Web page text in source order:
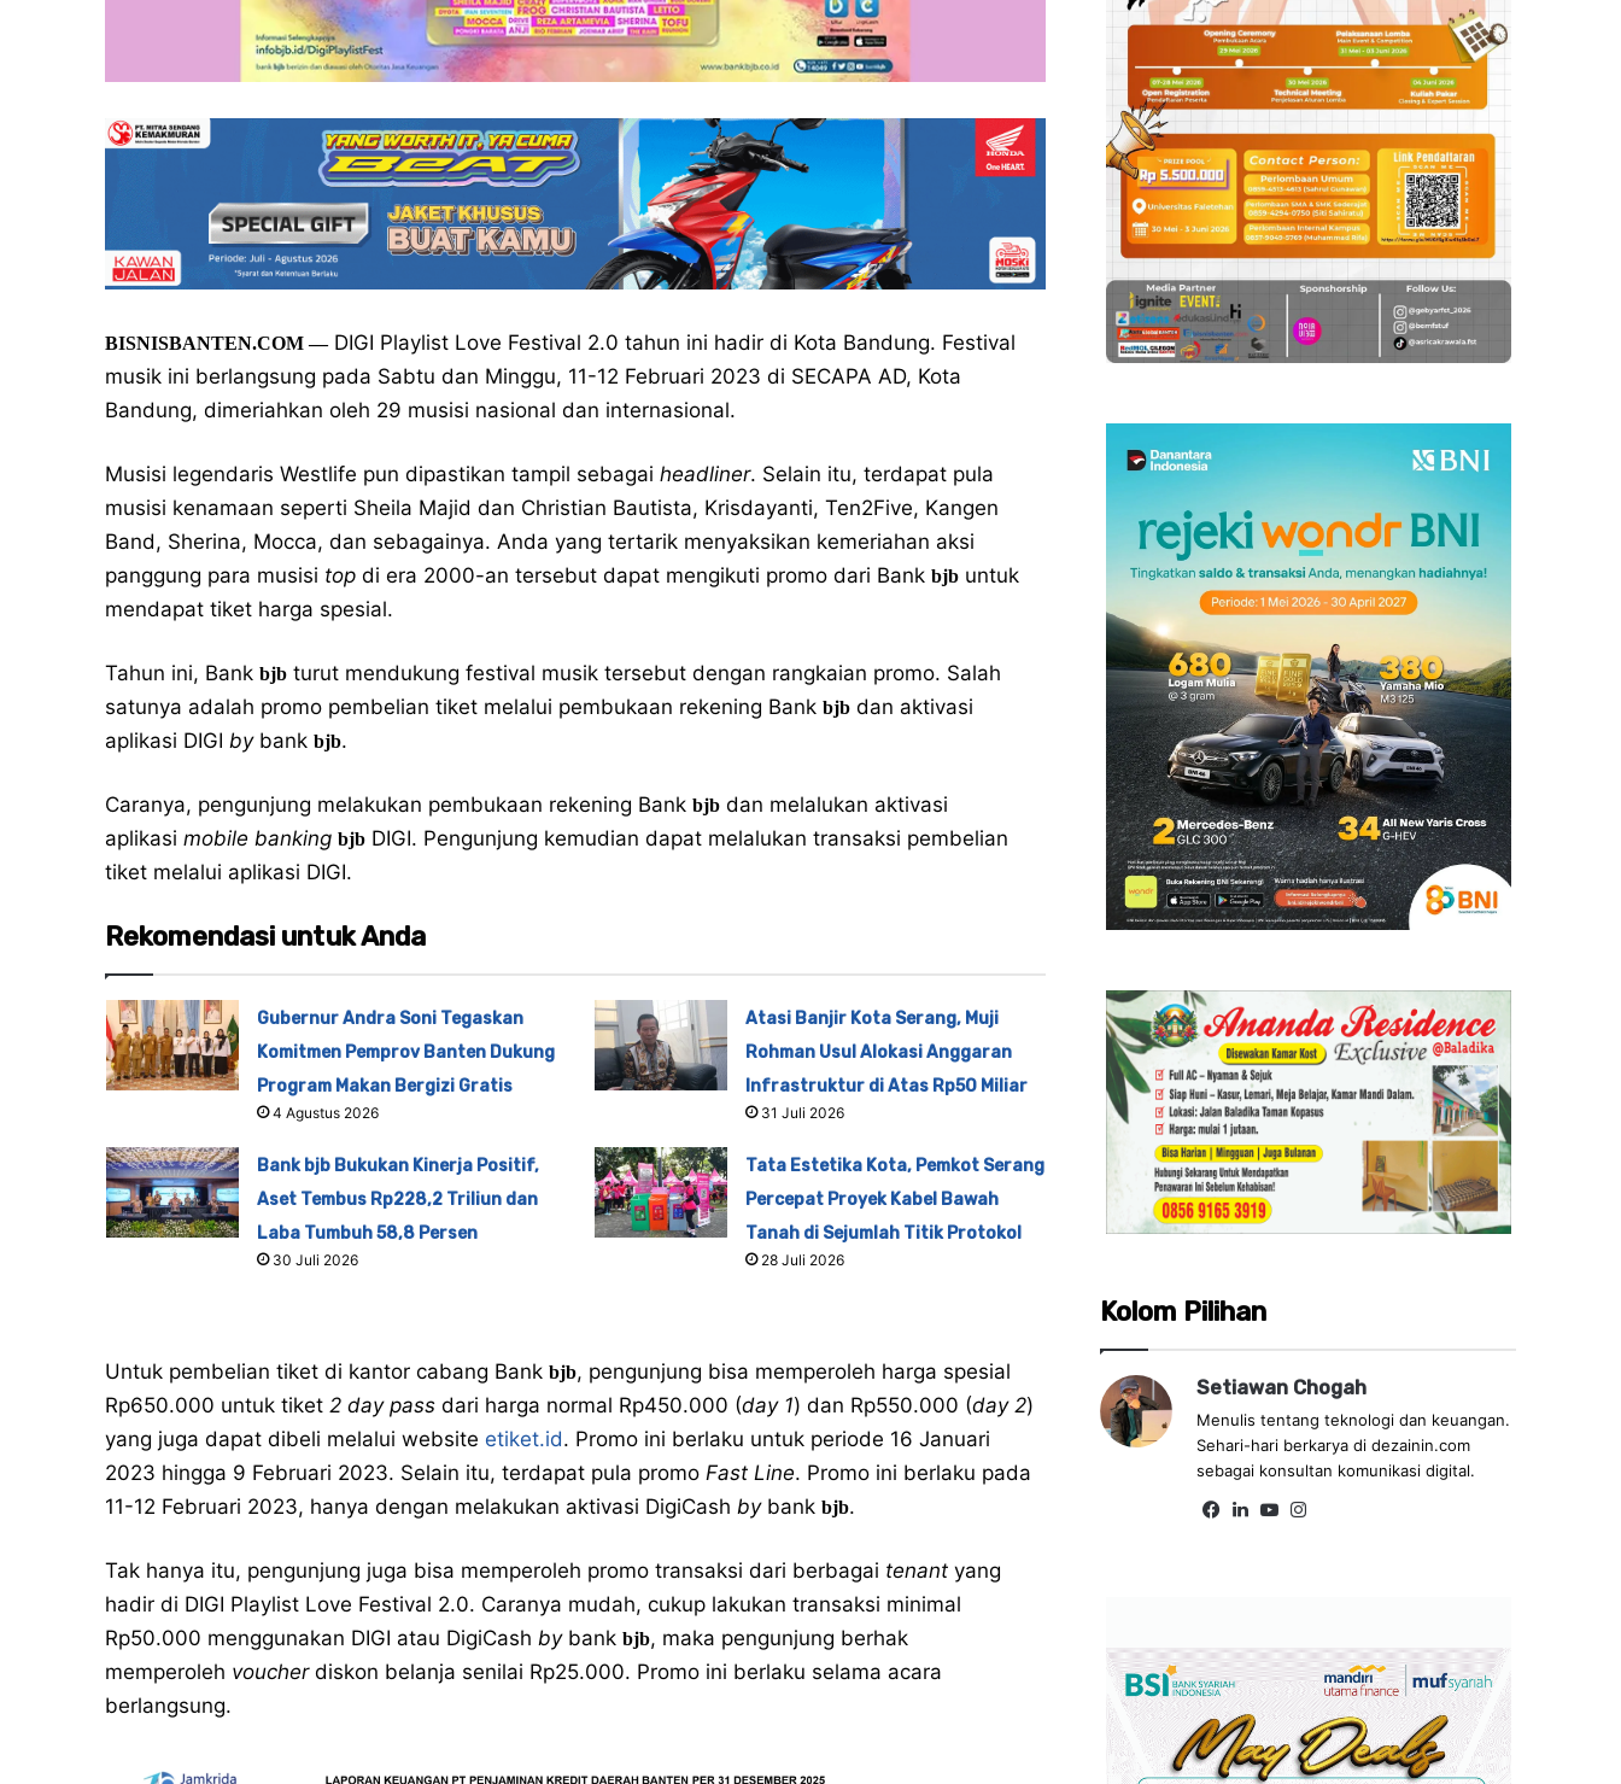
BISNISBANTEN.COM —DIGI Playlist Love Festival 2.0 tahun ini hadir di Kota Bandung. Festival
musik ini berlangsung pada Sabtu dan Minggu, 11-12 Februari 2023 di SECAPA AD, Kota
Bandung, dimeriahkan oleh 29 musisi nasional dan internasional.
Musisi legendaris Westlife pun dipastikan tampil sebagai headliner. Selain itu, terdapat pula
musisi kenamaan seperti Sheila Majid dan Christian Bautista, Krisdayanti, Ten2Five, Kangen
Band, Sherina, Mocca, dan sebagainya. Anda yang tertarik menyaksikan kemeriahan aksi
panggung para musisi top di era 2000-an tersebut dapat mengikuti promo dari Bank bjb untuk
mendapat tiket harga spesial.
Tahun ini, Bank bjb turut mendukung festival musik tersebut dengan rangkaian promo. Salah
satunya adalah promo pembelian tiket melalui pembukaan rekening Bank bjb dan aktivasi
aplikasi DIGI bybank bjb.
Caranya, pengunjung melakukan pembukaan rekening Bank bjb dan melalukan aktivasi
aplikasi mobile banking bjb DIGI. Pengunjung kemudian dapat melalukan transaksi pembelian
tiket melalui aplikasi DIGI.
Rekomendasi untuk Anda
Gubernur Andra Soni Tegaskan
Komitmen Pemprov Banten Dukung
Program Makan Bergizi Gratis
4 Agustus 2026
Atasi Banjir Kota Serang, Muji
Rohman Usul Alokasi Anggaran
Infrastruktur di Atas Rp50 Miliar
31 Juli 2026
Bank bjb Bukukan Kinerja Positif,
Aset Tembus Rp228,2 Triliun dan
Laba Tumbuh 58,8 Persen
30 Juli 2026
Tata Estetika Kota, Pemkot Serang
Percepat Proyek Kabel Bawah
Tanah di Sejumlah Titik Protokol
28 Juli 2026
Untuk pembelian tiket di kantor cabang Bank bjb, pengunjung bisa memperoleh harga spesial
Rp650.000 untuk tiket 2 day pass dari harga normal Rp450.000 (day 1) dan Rp550.000 (day 2)
yang juga dapat dibeli melalui website etiket.id. Promo ini berlaku untuk periode 16 Januari
2023 hingga 9 Februari 2023. Selain itu, terdapat pula promo Fast Line. Promo ini berlaku pada
11-12 Februari 2023, hanya dengan melakukan aktivasi DigiCash bybank bjb.
Tak hanya itu, pengunjung juga bisa memperoleh promo transaksi dari berbagai tenant yang
hadir di DIGI Playlist Love Festival 2.0. Caranya mudah, cukup lakukan transaksi minimal
Rp50.000 menggunakan DIGI atau DigiCash bybank bjb, maka pengunjung berhak
memperoleh voucherdiskon belanja senilai Rp25.000. Promo ini berlaku selama acara
berlangsung.
Kolom Pilihan
Setiawan Chogah
Menulis tentang teknologi dan keuangan.
Sehari-hari berkarya di dezainin.com
sebagai konsultan komunikasi digital.
Fa Lin Yo